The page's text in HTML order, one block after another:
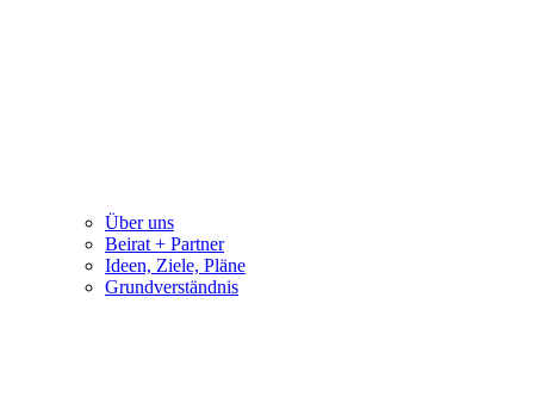
Über uns
Beirat + Partner
Ideen, Ziele, Pläne
Grundverständnis